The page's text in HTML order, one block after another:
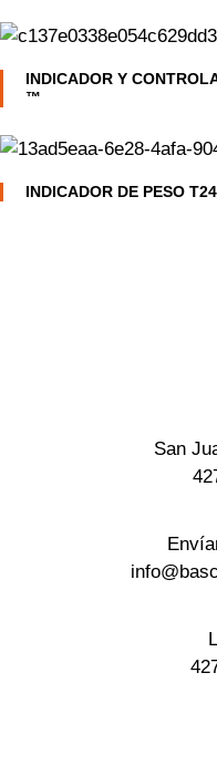
INDICADOR Y
™
INDICADOR DE PESO
San